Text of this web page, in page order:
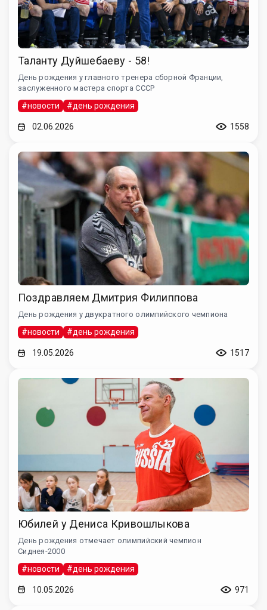
Таланту Дуйшебаеву - 58!
День рождения у главного тренера сборной Франции,
заслуженного мастера спорта СССР
#новости #день рождения
02.06.2026 1558
Поздравляем Дмитрия Филиппова
День рождения у двукратного олимпийского чемпиона
#новости #день рождения
19.05.2026 1517
Юбилей у Дениса Кривошлыкова
День рождения отмечает олимпийский чемпион
Сиднея-2000
#новости #день рождения
10.05.2026 971